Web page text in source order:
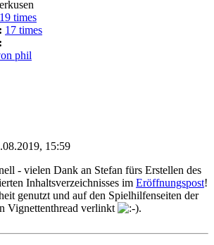
19 times
17 times
phil
15:59
- vielen Dank an Stefan fürs Erstellen des
Inhaltsverzeichnisses im Eröffnungspost!
genutzt und auf den Spielhilfenseiten der
Vignettenthread verlinkt
.